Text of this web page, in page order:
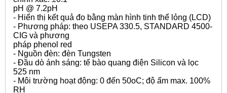
pH @ 7.2pH
- Hiển thị kết quả đo bằng màn hình tinh thể lỏng (LCD)
- Phương pháp: theo USEPA 330.5, STANDARD 4500-
CIG và phương
pháp phenol red
- Nguồn đèn: đèn Tungsten
- Đầu dò ánh sáng: tế bào quang điện Silicon và lọc
525 nm
- Môi trường hoạt động: 0 đến 50oC; độ ẩm max. 100%
RH